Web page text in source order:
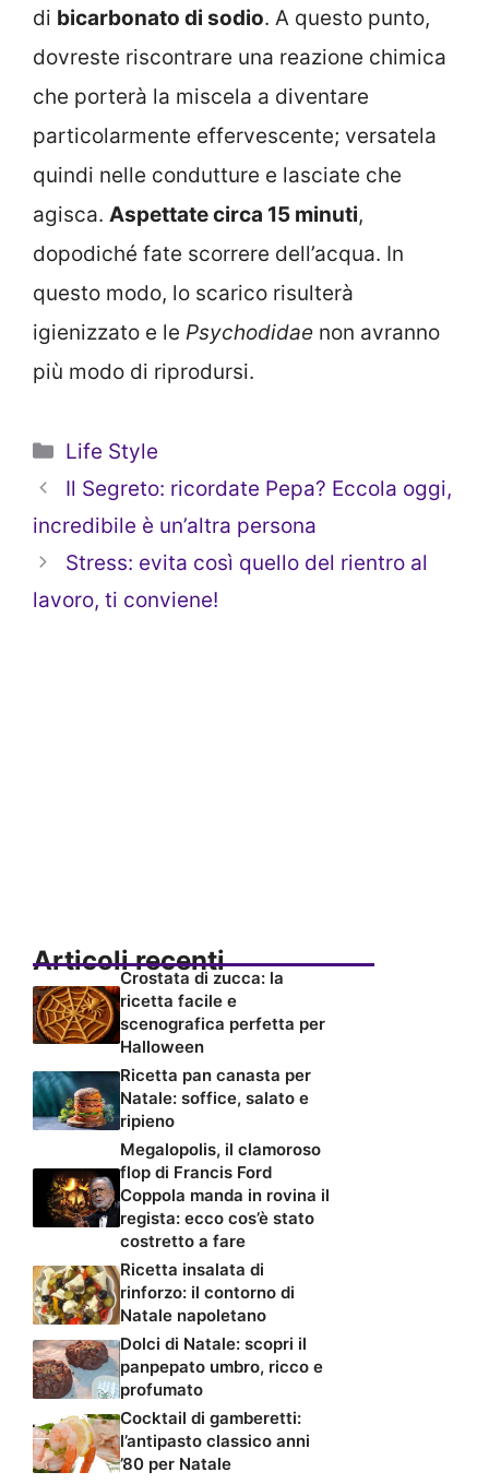
di bicarbonato di sodio. A questo punto,
dovreste riscontrare una reazione chimica
che porterà la miscela a diventare
particolarmente effervescente; versatela
quindi nelle condutture e lasciate che
agisca. Aspettate circa 15 minuti,
dopodiché fate scorrere dell’acqua. In
questo modo, lo scarico risulterà
igienizzato e le Psychodidae non avranno
più modo di riprodursi.
Categorie
Life Style
Il Segreto: ricordate Pepa? Eccola oggi,
incredibile è un’altra persona
Stress: evita così quello del rientro al
lavoro, ti conviene!
Articoli recenti
Crostata di zucca: la
ricetta facile e
scenografica perfetta per
Halloween
Ricetta pan canasta per
Natale: soffice, salato e
ripieno
Megalopolis, il clamoroso
flop di Francis Ford
Coppola manda in rovina il
regista: ecco cos’è stato
costretto a fare
Ricetta insalata di
rinforzo: il contorno di
Natale napoletano
Dolci di Natale: scopri il
panpepato umbro, ricco e
profumato
Cocktail di gamberetti:
l’antipasto classico anni
’80 per Natale